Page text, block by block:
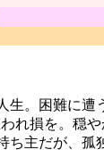
生。困難に遭
れ損を。穏や
ち主だが、孤